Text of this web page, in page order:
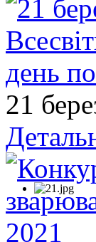
21